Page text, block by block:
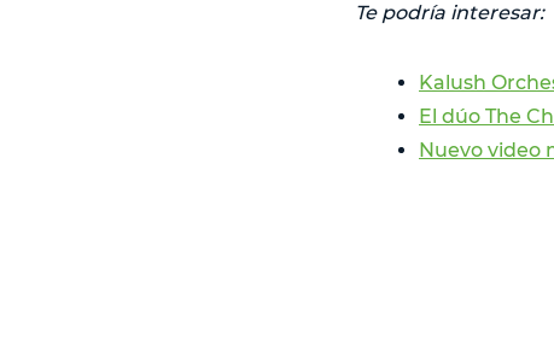
Te podría interesar:
Kalush
El dúo The
Nuevo video